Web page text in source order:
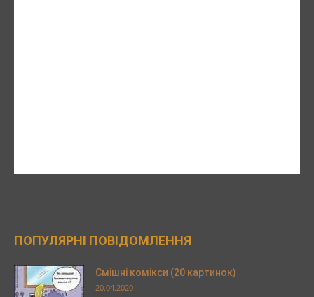
ПОПУЛЯРНІ ПОВІДОМЛЕННЯ
Смішні комікси (20 картинок)
20.04.2020